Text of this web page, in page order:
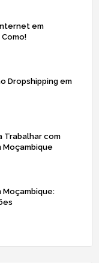
em
Dropshipping em
Trabalhar com
Moçambique
Moçambique: